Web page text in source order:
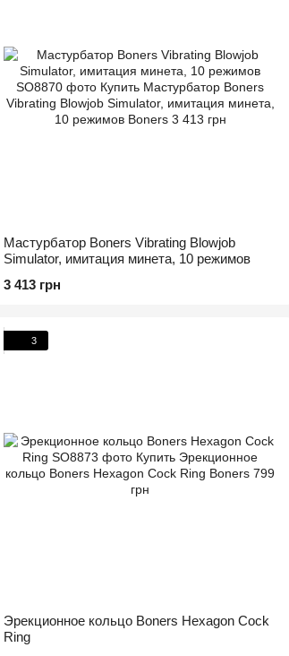
Мастурбатор Boners Vibrating Blowjob
Simulator, имитация минета, 10 режимов
3 413 грн
3
Эрекционное кольцо Boners Hexagon Cock
Ring